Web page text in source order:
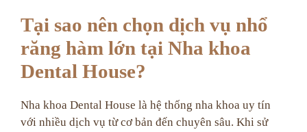
Tại sao nên chọn dịch vụ nhổ
răng hàm lớn tại Nha khoa
Dental House?
Nha khoa Dental House là hệ thống nha khoa uy tín
với nhiều dịch vụ từ cơ bản đến chuyên sâu. Khi sử